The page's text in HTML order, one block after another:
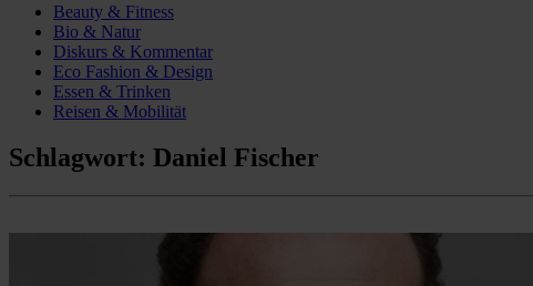
Beauty & Fitness
Bio & Natur
Diskurs & Kommentar
Eco Fashion & Design
Essen & Trinken
Reisen & Mobilität
Schlagwort: Daniel Fischer